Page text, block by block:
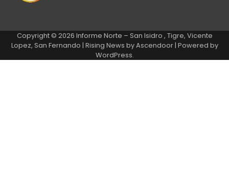
Copyright © 2026 Informe Norte – San Isidro , Tigre, Vicente
Lopez, San Fernando | Rising News byAscendoor| Powered by
WordPress.